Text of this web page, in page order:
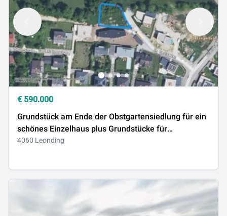
€ 590.000
Grundstück am Ende der Obstgartensiedlung für ein
schönes Einzelhaus plus Grundstücke für
Doppelhaushälften
4060 Leonding